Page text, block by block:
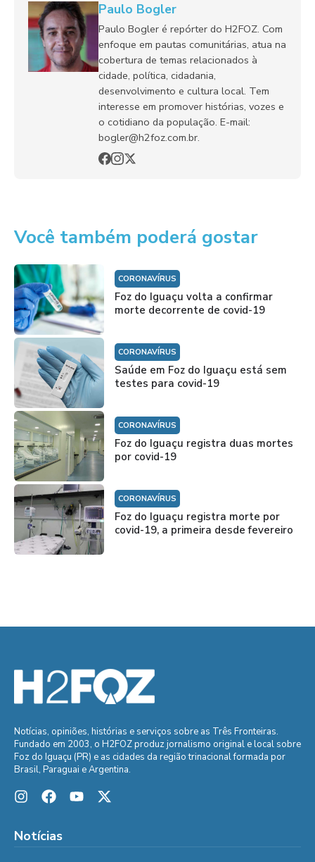
Paulo Bogler
Paulo Bogler é repórter do H2FOZ. Com
enfoque em pautas comunitárias, atua na
cobertura de temas relacionados à
cidade, política, cidadania,
desenvolvimento e cultura local. Tem
interesse em promover histórias, vozes e
o cotidiano da população. E-mail:
bogler@h2foz.com.br.
Você também poderá gostar
CORONAVÍRUS
Foz do Iguaçu volta a confirmar
morte decorrente de covid-19
CORONAVÍRUS
Saúde em Foz do Iguaçu está sem
testes para covid-19
CORONAVÍRUS
Foz do Iguaçu registra duas mortes
por covid-19
CORONAVÍRUS
Foz do Iguaçu registra morte por
covid-19, a primeira desde fevereiro
Notícias, opiniões, histórias e serviços sobre as Três Fronteiras.
Fundado em 2003, o H2FOZ produz jornalismo original e local sobre
Foz do Iguaçu (PR) e as cidades da região trinacional formada por
Brasil, Paraguai e Argentina.
Notícias